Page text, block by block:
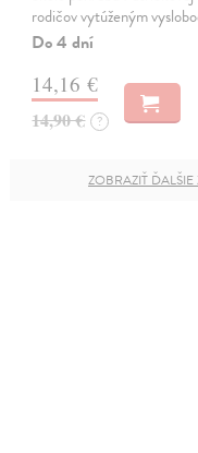
rodičov vytúženým
Do 4 dní
14,16 €
14,90 € ?
ZOBRAZIŤ